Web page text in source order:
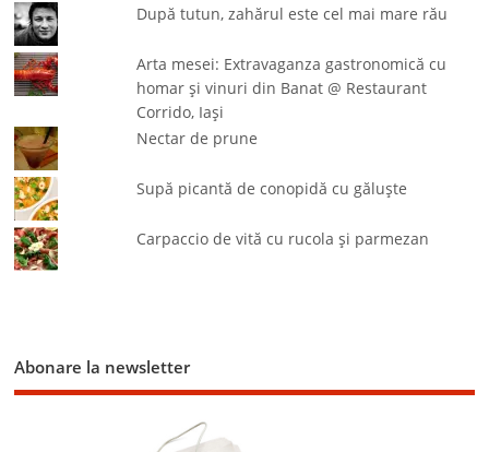
După tutun, zahărul este cel mai mare rău
Arta mesei: Extravaganza gastronomică cu
homar şi vinuri din Banat @ Restaurant
Corrido, Iaşi
Nectar de prune
Supă picantă de conopidă cu găluşte
Carpaccio de vită cu rucola şi parmezan
Abonare la newsletter